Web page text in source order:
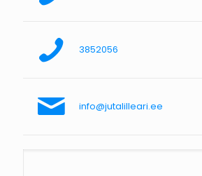
3852056
info@jutalilleari.ee